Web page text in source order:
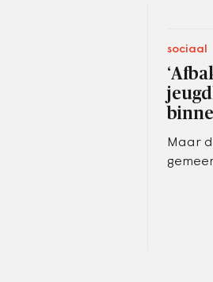
sociaal
Maar